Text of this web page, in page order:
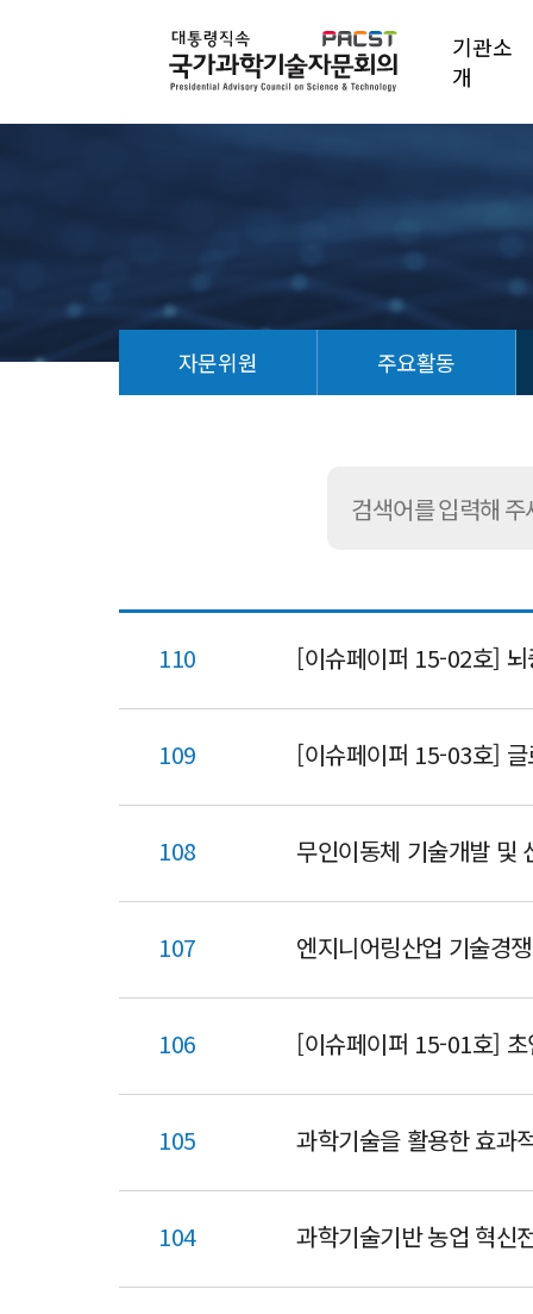
기관소
개
자문위원 주요활동
110 [이슈페이퍼 15-02호]
109 [이슈페이퍼 15-03호]
108 무인이동체 기술개발 및
107 엔지니어링산업 기술경
106 [이슈페이퍼 15-01호]
105 과학기술을 활용한 효과
104 과학기술기반 농업 혁신